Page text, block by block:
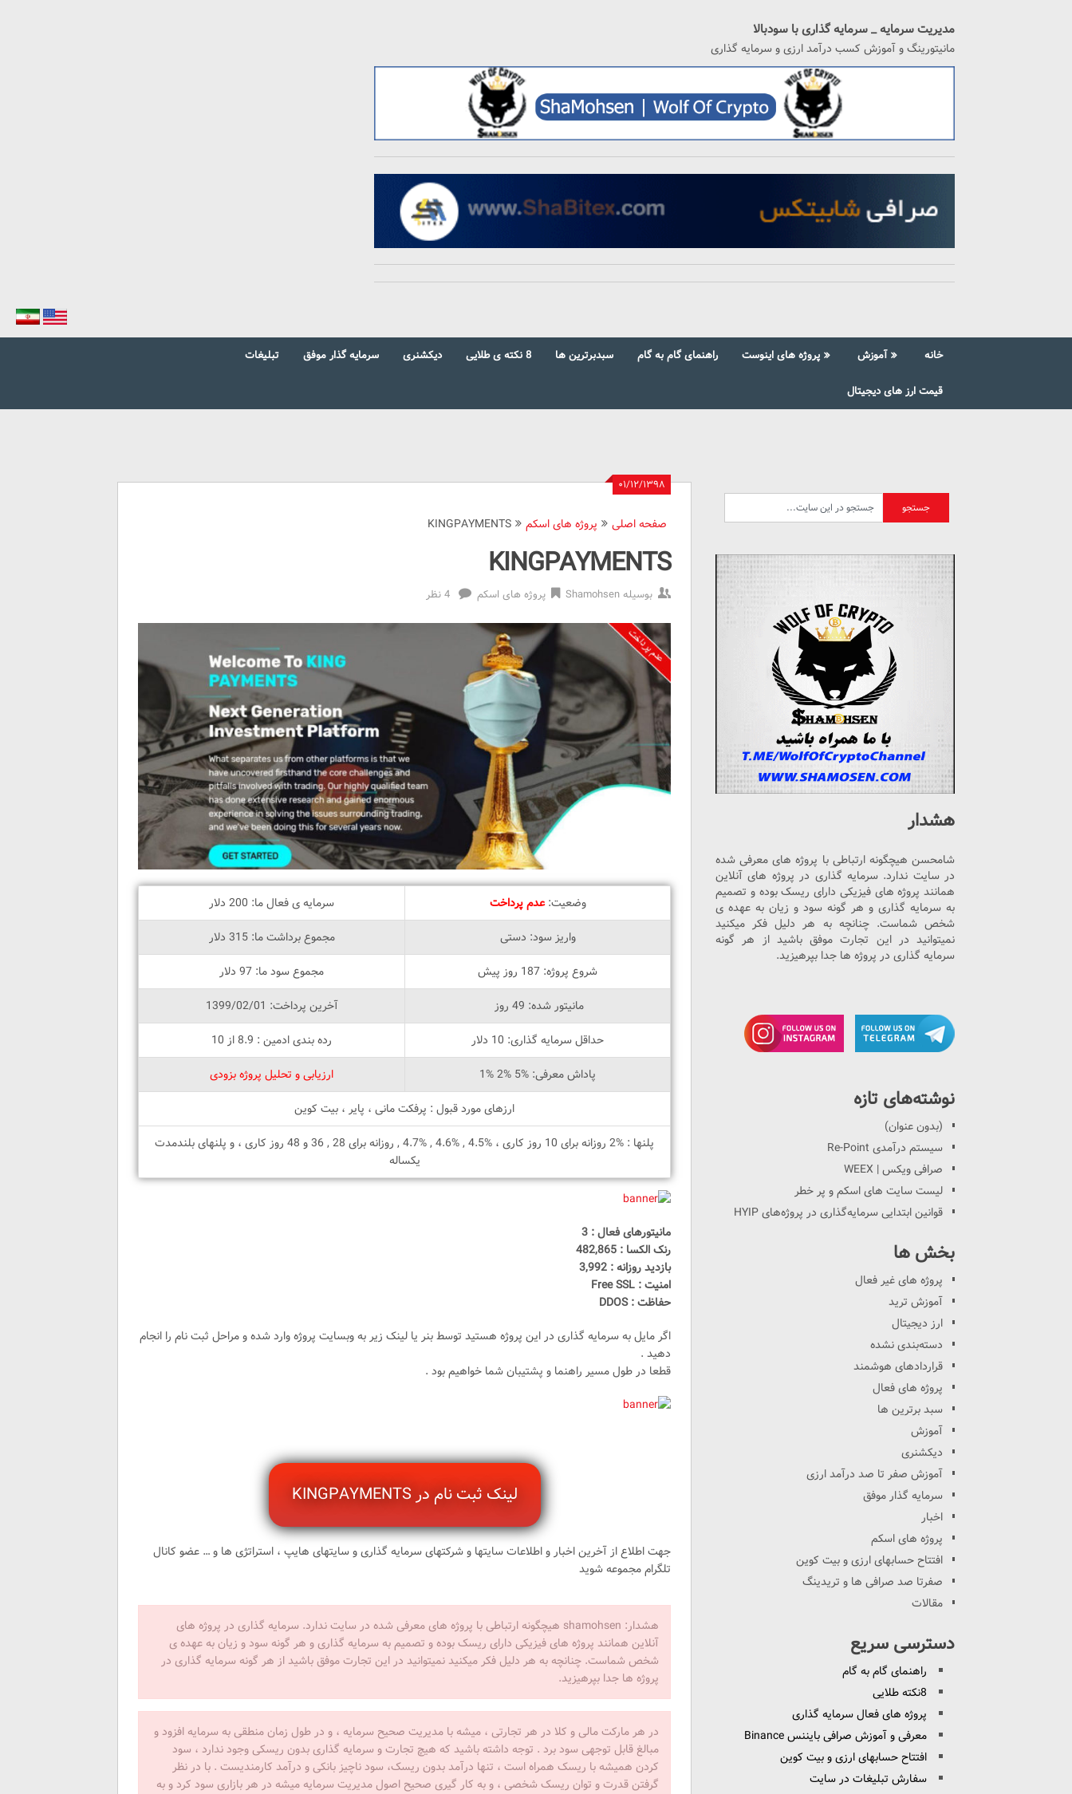
مدیریت سرمایه _ سرمایه گذاری با سودبالا
مانیتورینگ و آموزش کسب درآمد ارزی و سرمایه گذاری
خانه آموزش پروژه های اینوست راهنمای گام به گام سبدبرترین ها 8 نکته ی طلایی دیکشنری سرمایه گذار موفق تبلیغات
قیمت ارز های دیجیتال
۰۱/۱۲/۱۳۹۸
صفحه اصلی پروژه های اسکم KINGPAYMENTS
KINGPAYMENTS
بوسیلهShamohsen پروژه های اسکم 4 نظر
وضعیت:عدم پرداخت
سرمایه ی فعال ما: 200 دلار
واریز سود: دستی
مجموع برداشت ما: 315 دلار
شروع پروژه: 187 روز پیش
مجموع سود ما: 97 دلار
مانیتور شده: 49 روز
آخرین پرداخت: 1399/02/01
حداقل سرمایه گذاری: 10 دلار
رده بندی ادمین : 8.9 از 10
پاداش معرفی: %5 %2 %1
ارزیابی و تحلیل پروژه بزودی
ارزهای مورد قبول : پرفکت مانی ، پایر ، بیت کوین
پلنها : %2 روزانه برای 10 روز کاری ، %4.5 , %4.6 , %4.7 , روزانه برای 28 , 36 و 48 روز کاری ، و پلنهای بلندمدت
یکساله
مانیتورهای فعال : 3
رنک الکسا : 482,865
بازدید روزانه : 3,992
امنیت : Free SSL
حفاظت : DDOS
اگر مایل به سرمایه گذاری در این پروژه هستید توسط بنر یا لینک زیر به وبسایت پروژه وارد شده و مراحل ثبت نام را انجام
دهید .
قطعا در طول مسیر راهنما و پشتیبان شما خواهیم بود .
لینک ثبت نام در KINGPAYMENTS
جهت اطلاع از آخرین اخبار و اطلاعات سایتها و شرکتهای سرمایه گذاری و سایتهای هایپ ، استراتژی ها و … عضو کانال
تلگرام مجموعه شوید
هشدار: shamohsen هیچگونه ارتباطی با پروژه های معرفی شده در سایت ندارد. سرمایه گذاری در پروژه های
آنلاین همانند پروژه های فیزیکی دارای ریسک بوده و تصمیم به سرمایه گذاری و هر گونه سود و زیان به عهده ی
شخص شماست. چنانچه به هر دلیل فکر میکنید نمیتوانید در این تجارت موفق باشید از هر گونه سرمایه گذاری در
پروژه ها جدا بپرهیزید.
در هر مارکت مالی و کلا در هر تجارتی ، میشه با مدیریت صحیح سرمایه ، و در طول زمان منطقی به سرمایه افزود و
مبالغ قابل توجهی سود برد . توجه داشته باشید که هیچ تجارت و سرمایه گذاری بدون ریسکی وجود ندارد ، سود
کردن همیشه با ریسک همراه است ، تنها درآمد بدون ریسک، سود ناچیز بانکی و درآمد کارمندیست . با در نظر
گرفتن قدرت و توان ریسک شخصی ، و به کار گیری صحیح اصول مدیریت سرمایه میشه در هر بازاری سود کرد و به
هشدار
شامحسن هیچگونه ارتباطی با پروژه های معرفی شده
در سایت ندارد. سرمایه گذاری در پروژه های آنلاین
همانند پروژه های فیزیکی دارای ریسک بوده و تصمیم
به سرمایه گذاری و هر گونه سود و زیان به عهده ی
شخص شماست. چنانچه به هر دلیل فکر میکنید
نمیتوانید در این تجارت موفق باشید از هر گونه
سرمایه گذاری در پروژه ها جدا بپرهیزید.
نوشته‌های تازه
(بدون عنوان)
سیستم درآمدی Re-Point
صرافی ویکس | WEEX
لیست سایت های اسکم و پر خطر
قوانین ابتدایی سرمایه‌گذاری در پروژه‌های HYIP
بخش ها
پروژه های غیر فعال
آموزش ترید
ارز دیجیتال
دسته‌بندی نشده
قراردادهای هوشمند
پروژه های فعال
سبد برترین ها
آموزش
دیکشنری
آموزش صفر تا صد درآمد ارزی
سرمایه گذار موفق
اخبار
پروژه های اسکم
افتتاح حسابهای ارزی و بیت کوین
صفرتا صد صرافی ها و تریدینگ
مقالات
دسترسی سریع
راهنمای گام به گام
8نکته طلایی
پروژه های فعال سرمایه گذاری
معرفی و آموزش صرافی بایننس Binance
افتتاح حسابهای ارزی و بیت کوین
سفارش تبلیغات در سایت